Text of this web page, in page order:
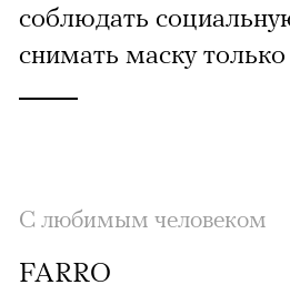
соблюдать
снимать маску
С любимым человеком
FARRO